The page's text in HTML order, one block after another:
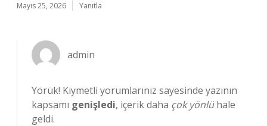
Mayıs 25, 2026 Yanıtla
admin
Yörük! Kıymetli yorumlarınız sayesinde yazının
kapsamı genişledi, içerik daha çok yönlühale
geldi.